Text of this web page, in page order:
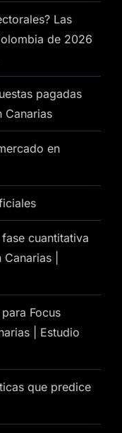
Las
de 2026
pagadas
Canarias
en
fase cuantitativa
|
Focus
| Estudio
que predice